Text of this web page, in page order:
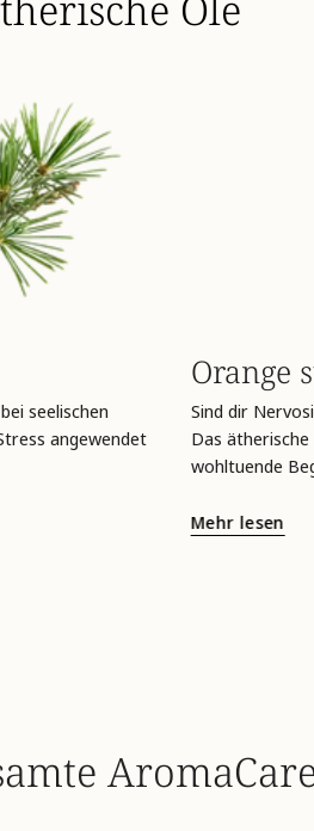
seelischen
angewendet
Orange
Sind dir
Das
wohltuende
Mehr lesen